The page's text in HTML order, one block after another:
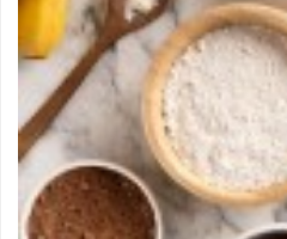
Amino
Asit
Aksesuarlar
Kilo
Hacim